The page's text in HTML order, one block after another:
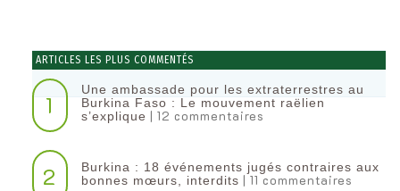
ARTICLES LES PLUS COMMENTÉS
1
Une ambassade pour les extraterrestres au
Burkina Faso : Le mouvement raëlien
s’explique | 12 commentaires
2
Burkina : 18 événements jugés contraires aux
bonnes mœurs, interdits | 11 commentaires